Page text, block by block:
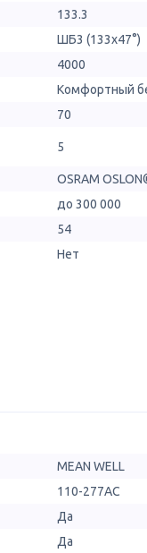
133.3
ШБ3 (133х47°)
4000
Комфортный
70
5
OSRAM
до 300 000
54
Нет
MEAN WELL
110-277AC
Да
Да